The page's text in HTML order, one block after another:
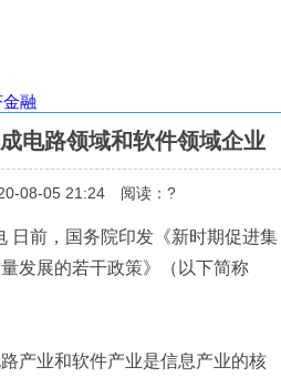
融
电路领域和软件领域企业
08-05 21:24 阅读： ?
日前，国务院印发《新时期促进集
发展的若干政策》（以下简称
产业和软件产业是信息产业的核